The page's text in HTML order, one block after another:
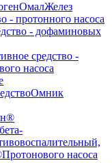
ОмалЖелез
- протонного насоса
- дофаминовых
средство -
насоса
Омник
Протонового насоса